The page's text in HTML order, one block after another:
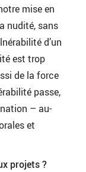
mise en
nudité, sans
d’un
est trop
de la force
passe,
– au-
et
projets ?